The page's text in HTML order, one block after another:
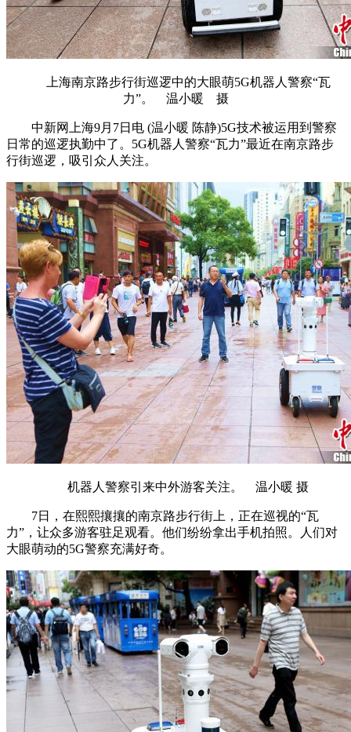
上海南京路步行街巡逻中的大眼萌5G机器人警察“瓦
力”。 温小暖 摄
中新网上海9月7日电 (温小暖 陈静)5G技术被运用到警察
日常的巡逻执勤中了。5G机器人警察“瓦力”最近在南京路步
行街巡逻，吸引众人关注。
机器人警察引来中外游客关注。 温小暖 摄
7日，在熙熙攘攘的南京路步行街上，正在巡视的“瓦
力”，让众多游客驻足观看。他们纷纷拿出手机拍照。人们对
大眼萌动的5G警察充满好奇。